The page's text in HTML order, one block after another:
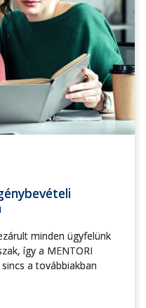
minden ügyfelünk
így a MENTORI
a továbbiakban